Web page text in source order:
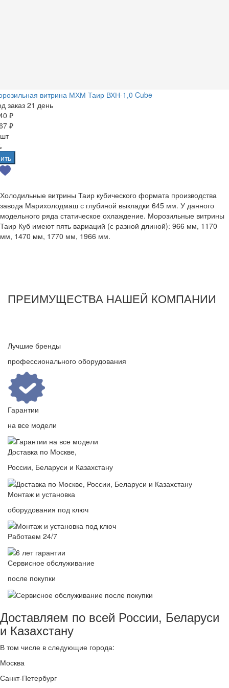
витрина МХМ Таир ВХН-1,0 Cube
заказ 21 день
₽
₽
Холодильные витрины Таир кубического формата производства
завода Марихолодмаш с глубиной выкладки 645 мм. У данного
модельного ряда статическое охлаждение. Морозильные витрины
Таир Куб имеют пять вариаций (с разной длиной): 966 мм, 1170
мм, 1470 мм, 1770 мм, 1966 мм.
ПРЕИМУЩЕСТВА НАШЕЙ КОМПАНИИ
Лучшие бренды
профессионального оборудования
Гарантии
на все модели
Доставка по Москве,
России, Беларуси и Казахстану
Монтаж и установка
оборудования под ключ
Работаем 24/7
Сервисное обслуживание
после покупки
Доставляем по всей России, Беларуси
и Казахстану
В том числе в следующие города:
Москва
Санкт-Петербург